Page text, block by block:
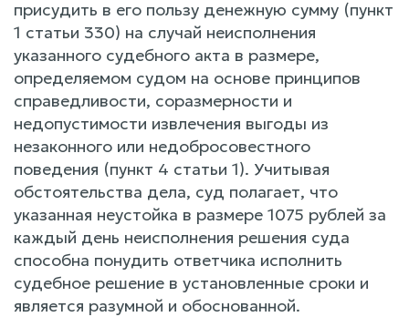
присудить в его пользу денежную сумму (пункт
1 статьи 330) на случай неисполнения
указанного судебного акта в размере,
определяемом судом на основе принципов
справедливости, соразмерности и
недопустимости извлечения выгоды из
незаконного или недобросовестного
поведения (пункт 4 статьи 1). Учитывая
обстоятельства дела, суд полагает, что
указанная неустойка в размере 1075 рублей за
каждый день неисполнения решения суда
способна понудить ответчика исполнить
судебное решение в установленные сроки и
является разумной и обоснованной.